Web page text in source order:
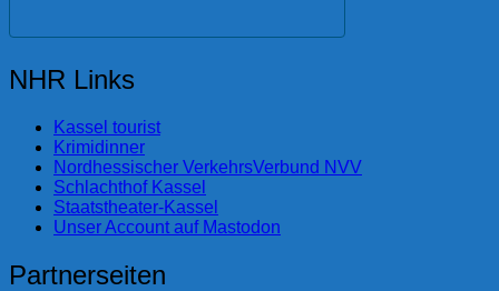
NHR Links
Kassel tourist
Krimidinner
Nordhessischer VerkehrsVerbund NVV
Schlachthof Kassel
Staatstheater-Kassel
Unser Account auf Mastodon
Partnerseiten